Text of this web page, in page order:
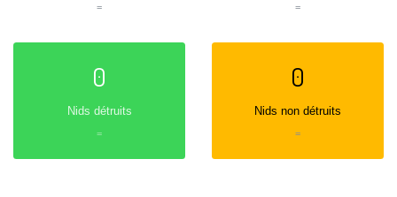
= =
0
Nids détruits
=
0
Nids non détruits
=